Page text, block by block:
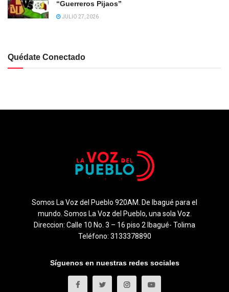
“Guerreros Pijaos”
JULIO 27, 2026
Quédate Conectado
Somos La Voz del Pueblo 920AM. De Ibagué para el
mundo. Somos La Voz del Pueblo, una sola Voz.
Direccion: Calle 10 No. 3 – 16 piso 2 Ibagué- Tolima
Teléfono: 3133378890
Síguenos en nuestras redes sociales